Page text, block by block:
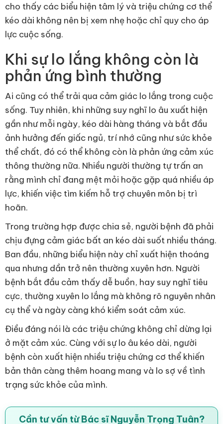
cho thấy các biểu hiện tâm lý và triệu chứng cơ thể
kéo dài không nên bị xem nhẹ hoặc chỉ quy cho áp
lực cuộc sống.
Khi sự lo lắng không còn là
phản ứng bình thường
Ai cũng có thể trải qua cảm giác lo lắng trong cuộc
sống. Tuy nhiên, khi những suy nghĩ lo âu xuất hiện
gần như mỗi ngày, kéo dài hàng tháng và bắt đầu
ảnh hưởng đến giấc ngủ, trí nhớ cũng như sức khỏe
thể chất, đó có thể không còn là phản ứng cảm xúc
thông thường nữa. Nhiều người thường tự trấn an
rằng mình chỉ đang mệt mỏi hoặc gặp quá nhiều áp
lực, khiến việc tìm kiếm hỗ trợ chuyên môn bị trì
hoãn.
Trong trường hợp được chia sẻ, người bệnh đã phải
chịu đựng cảm giác bất an kéo dài suốt nhiều tháng.
Ban đầu, những biểu hiện này chỉ xuất hiện thoáng
qua nhưng dần trở nên thường xuyên hơn. Người
bệnh bắt đầu cảm thấy dễ buồn, hay suy nghĩ tiêu
cực, thường xuyên lo lắng mà không rõ nguyên nhân
cụ thể và ngày càng khó kiểm soát cảm xúc.
Điều đáng nói là các triệu chứng không chỉ dừng lại
ở mặt cảm xúc. Cùng với sự lo âu kéo dài, người
bệnh còn xuất hiện nhiều triệu chứng cơ thể khiến
bản thân càng thêm hoang mang và lo sợ về tình
trạng sức khỏe của mình.
Cần tư vấn từ Bác sĩ Nguyễn Trọng Tuân?